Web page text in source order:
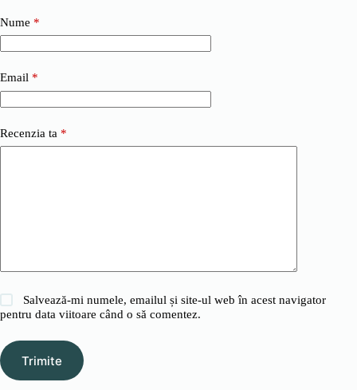
Nume *
Email *
Recenzia ta *
Salvează-mi numele, emailul și site-ul web în acest navigator
pentru data viitoare când o să comentez.
Trimite